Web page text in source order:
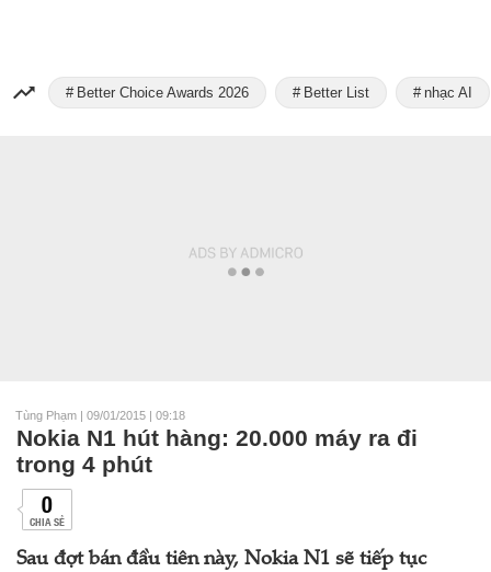
Better Choice Awards 2026 Better List nhạc AI
Tùng Phạm | 09/01/2015 | 09:18
Nokia N1 hút hàng: 20.000 máy ra đi
trong 4 phút
0
CHIA SẺ
Sau đợt bán đầu tiên này, Nokia N1 sẽ tiếp tục